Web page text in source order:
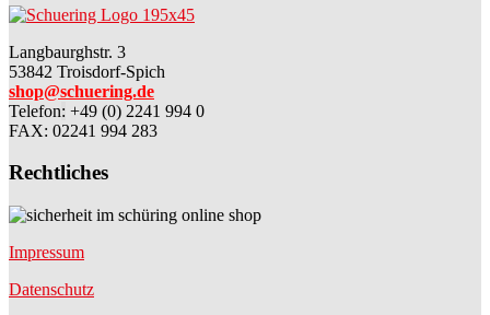
Langbaurghstr. 3
53842 Troisdorf-Spich
shop@schuering.de
Telefon: +49 (0) 2241 994 0
FAX: 02241 994 283
Rechtliches
Impressum
Datenschutz